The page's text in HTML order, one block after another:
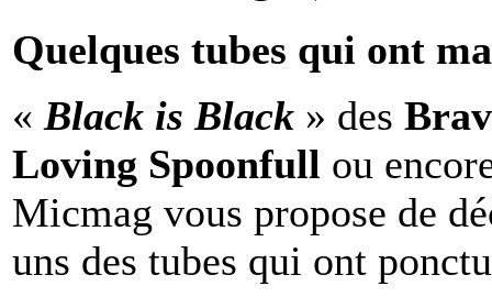
Quelques tubes qui ont
« Black is Black » des
Loving Spoonfull ou
Micmag vous propose de
uns des tubes qui ont